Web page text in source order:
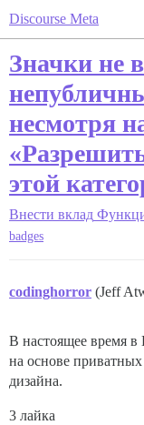
Discourse Meta
Значки не
несмотря
этой
Внести вклад
badges
codinghorror (Jeff
В настоящее время в
на основе
дизайна.
3 лайка